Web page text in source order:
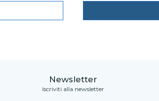
Newsletter
Iscriviti alla newsletter